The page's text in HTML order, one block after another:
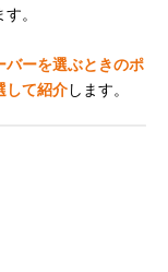
。
バーを選ぶときのポ
して紹介します。